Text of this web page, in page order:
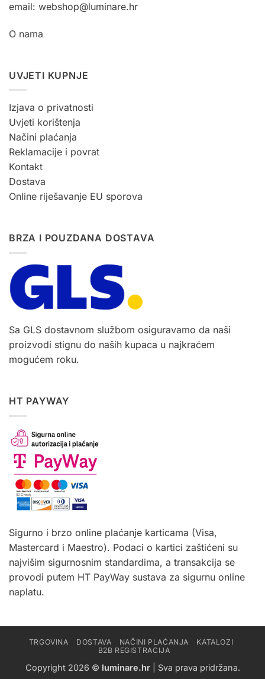
email: webshop@luminare.hr
O nama
UVJETI KUPNJE
Izjava o privatnosti
Uvjeti korištenja
Načini plaćanja
Reklamacije i povrat
Kontakt
Dostava
Online riješavanje EU sporova
BRZA I POUZDANA DOSTAVA
Sa GLS dostavnom službom osiguravamo da naši
proizvodi stignu do naših kupaca u najkraćem
mogućem roku.
HT PAYWAY
Sigurno i brzo online plaćanje karticama (Visa,
Mastercard i Maestro). Podaci o kartici zaštićeni su
najvišim sigurnosnim standardima, a transakcija se
provodi putem HT PayWay sustava za sigurnu online
naplatu.
TRGOVINA DOSTAVA NAČINI PLAĆANJA
KATALOZI
B2B REGISTRACIJA
Copyright 2026 © luminare.hr| Sva prava pridržana.